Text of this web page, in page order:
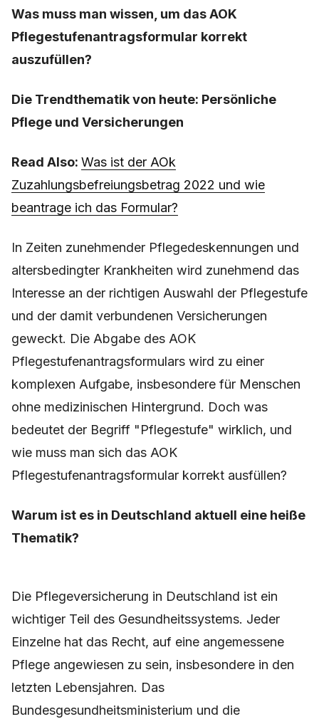
Was muss man wissen, um das AOK
Pflegestufenantragsformular korrekt
auszufüllen?
Die Trendthematik von heute: Persönliche
Pflege und Versicherungen
Read Also: Was ist der AOk
Zuzahlungsbefreiungsbetrag 2022 und wie
beantrage ich das Formular?
In Zeiten zunehmender Pflegedeskennungen und
altersbedingter Krankheiten wird zunehmend das
Interesse an der richtigen Auswahl der Pflegestufe
und der damit verbundenen Versicherungen
geweckt. Die Abgabe des AOK
Pflegestufenantragsformulars wird zu einer
komplexen Aufgabe, insbesondere für Menschen
ohne medizinischen Hintergrund. Doch was
bedeutet der Begriff "Pflegestufe" wirklich, und
wie muss man sich das AOK
Pflegestufenantragsformular korrekt ausfüllen?
Warum ist es in Deutschland aktuell eine heiße
Thematik?
Die Pflegeversicherung in Deutschland ist ein
wichtiger Teil des Gesundheitssystems. Jeder
Einzelne hat das Recht, auf eine angemessene
Pflege angewiesen zu sein, insbesondere in den
letzten Lebensjahren. Das
Bundesgesundheitsministerium und die